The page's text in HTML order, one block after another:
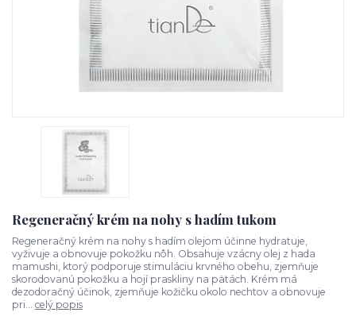
Regeneračný krém na nohy s hadím tukom
Regeneračný krém na nohy s hadím olejom účinne hydratuje,
vyživuje a obnovuje pokožku nôh. Obsahuje vzácny olej z hada
mamushi, ktorý podporuje stimuláciu krvného obehu, zjemňuje
skorodovanú pokožku a hojí praskliny na pätách. Krém má
dezodoračný účinok, zjemňuje kožičku okolo nechtov a obnovuje
pri... celý popis